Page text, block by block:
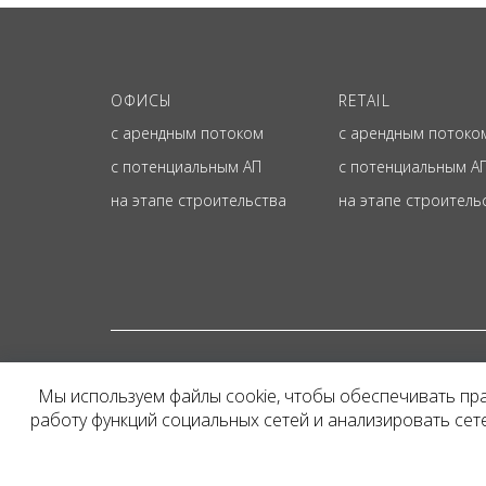
ОФИСЫ
с арендным потоком
с потенциальным АП
на этапе строительства
RETAIL
с арендным
с потенциальным
на этапе
Представленная на
и не является
Мы используем файлы cookie, чтобы обеспечивать
работу функций социальных сетей и анализировать